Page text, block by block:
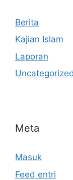
Berita
Kajian Islam
Laporan
Uncategorized
Meta
Masuk
Feed entri